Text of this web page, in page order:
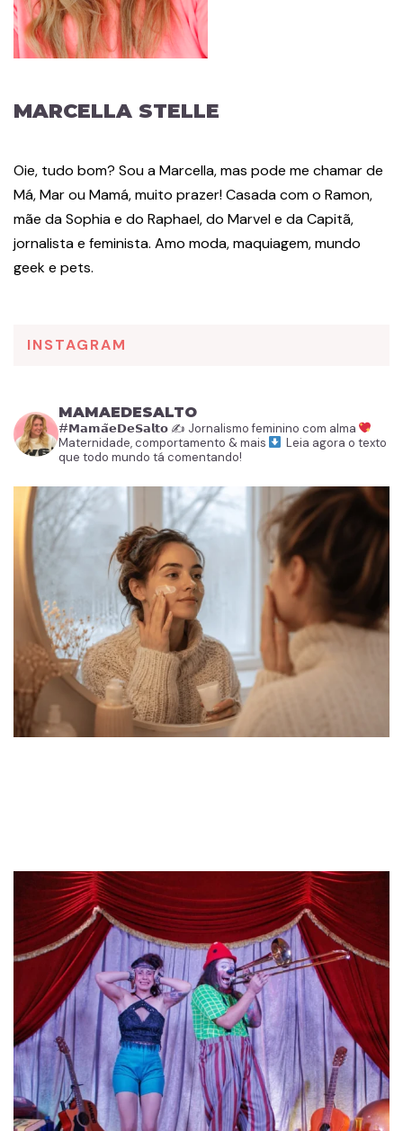
MARCELLA STELLE
Oie, tudo bom? Sou a Marcella, mas pode me chamar de
Má, Mar ou Mamá, muito prazer! Casada com o Ramon,
mãe da Sophia e do Raphael, do Marvel e da Capitã,
jornalista e feminista. Amo moda, maquiagem, mundo
geek e pets.
INSTAGRAM
MAMAEDESALTO
#𝗠𝗮𝗺𝗮̃𝗲𝗗𝗲𝗦𝗮𝗹𝘁𝗼 ✍️ Jornalismo feminino com alma
Maternidade, comportamento & mais
Leia agora o texto
que todo mundo tá comentando!